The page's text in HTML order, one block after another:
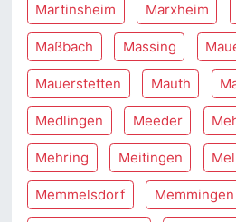
Martinsheim Marxheim
Maßbach Massing
Mauerstetten Mauth
Medlingen Meeder
Mehring Meitingen
Memmelsdorf Memmingen